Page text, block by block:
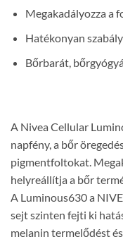
Megakadályozza a
Hatékonyan
Bőrbarát,
A Nivea Cellular
napfény, a bőr
pigmentfoltokat.
helyreállítja a bőr
A Luminous630 a
sejt szinten fejti ki
melanin termelődést